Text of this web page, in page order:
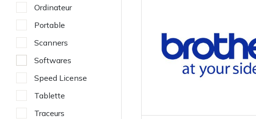
Ordinateur
Portable
Scanners
Softwares
Speed License
Tablette
Traceurs